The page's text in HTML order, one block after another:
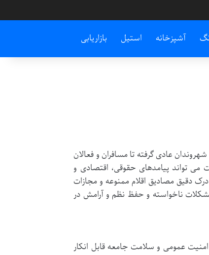
آشپزخانه استیل بازاریابی
عادی گرفته تا مسافران و فعالان
می تواند پیامدهای حقوقی، اقتصادی و
دقیق مصادیق اقلام ممنوعه و مجازات
ناخواسته و حفظ نظم و آرامش در
امنیت عمومی و سلامت جامعه قابل انکار